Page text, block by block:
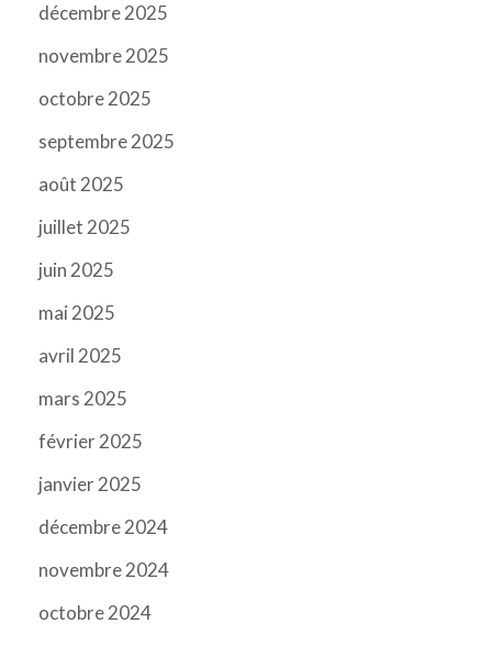
décembre 2025
novembre 2025
octobre 2025
septembre 2025
août 2025
juillet 2025
juin 2025
mai 2025
avril 2025
mars 2025
février 2025
janvier 2025
décembre 2024
novembre 2024
octobre 2024